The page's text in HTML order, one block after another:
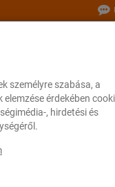
személyre szabása, a
érdekében
, hirdetési és